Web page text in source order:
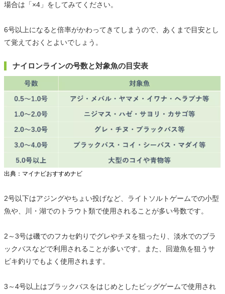
場合は「×4」をしてみてください。
6号以上になると倍率がかわってきてしまうので、あくまで目安とし
て覚えておくとよいでしょう。
ナイロンラインの号数と対象魚の目安表
出典：マイナビおすすめナビ
2号以下はアジングやちょい投げなど、ライトソルトゲームでの小型
魚や、川・湖でのトラウト類で使用されることが多い号数です。
2～3号は磯でのフカセ釣りでグレやチヌを狙ったり、淡水でのブラ
ックバスなどで利用されることが多いです。また、回遊魚を狙うサ
ビキ釣りでもよく使用されます。
3～4号以上はブラックバスをはじめとしたビッグゲームで使用され